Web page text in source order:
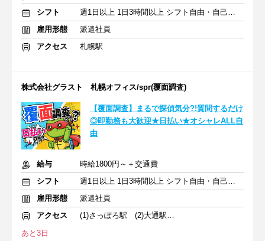
シフト
週1日以上 1日3時間以上 シフト自由・自己申告
雇用形態
派遣社員
アクセス
札幌駅
株式会社グラスト 札幌オフィス/spr(覆面調査)
【覆面調査】まるで探偵気分?!質問するだけ
◎即勤務も大歓迎★日払い★オシャレALL自
由
給与
時給1800円～＋交通費
シフト
週1日以上 1日3時間以上 シフト自由・自己申告
雇用形態
派遣社員
アクセス
(1)さっぽろ駅 (2)大通駅 (3)札幌駅
あと3日